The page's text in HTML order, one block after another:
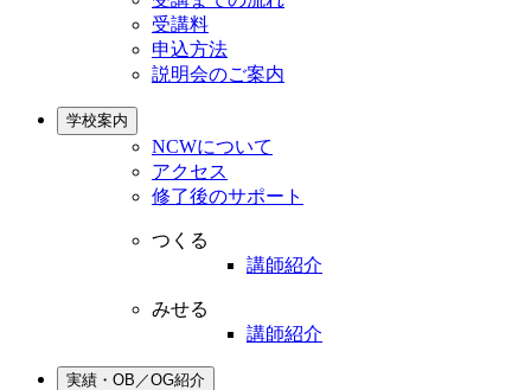
受講料
申込方法
説明会のご案内
学校案内
NCWについて
アクセス
修了後のサポート
つくる
講師紹介
みせる
講師紹介
実績・OB／OG紹介